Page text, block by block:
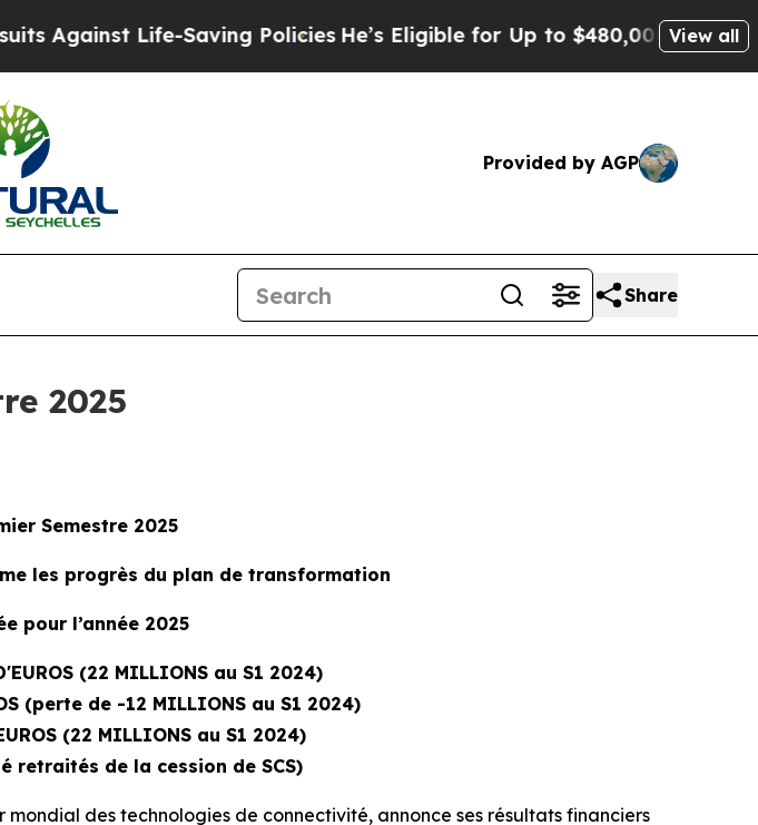
Saving PoliciesHe’s Eligible for Up to $480,000 After Being View all
Provided by AGP
Share
2025
Semestre 2025
les progrès du plan de transformation
pour l’année 2025
(22 MILLIONS au S1 2024)
(perte de -12 MILLIONS au S1 2024)
(22 MILLIONS au S1 2024)
retraités de la cession de SCS)
mondial des technologies de connectivité, annonce ses résultats financiers